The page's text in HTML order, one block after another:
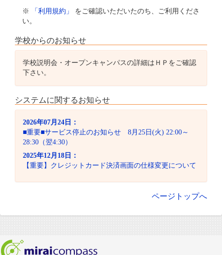
※ 「利用規約」
をご確認いただいたのち、ご利用くださ
い。
学校からのお知らせ
学校説明会・オープンキャンパスの詳細はＨＰをご確認
下さい。
システムに関するお知らせ
2026年07月24日：
■重要■サービス停止のお知らせ 8月25日(火) 22:00～
28:30（翌4:30）
2025年12月18日：
【重要】クレジットカード決済画面の仕様変更について
ページトップへ